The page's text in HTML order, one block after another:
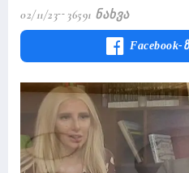
02/11/23 36591 Ნახვა
Facebook-